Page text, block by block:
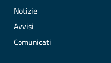
Notizie
Avvisi
Comunicati